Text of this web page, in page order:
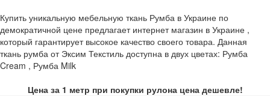
Купить уникальную мебельную ткань Румба в Украине по
демократичной цене предлагает интернет магазин в Украине ,
который гарантирует высокое качество своего товара. Данная
ткань румба от Эксим Текстиль доступна в двух цветах: Румба
Cream , Румба Milk
Цена за 1 метр при покупки рулона цена дешевле!